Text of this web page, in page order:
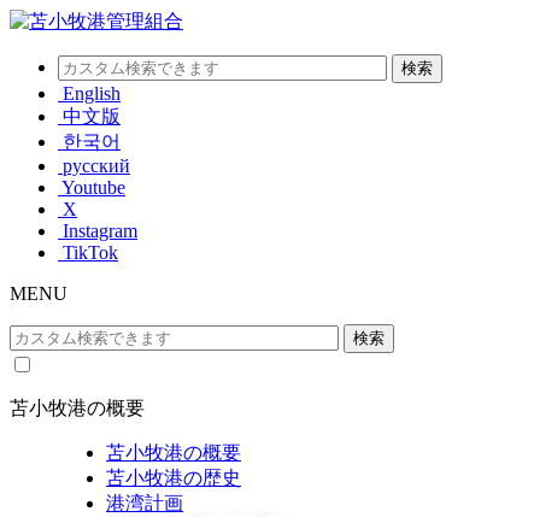
English
中文版
한국어
русский
Youtube
X
Instagram
TikTok
MENU
苫小牧港の概要
苫小牧港の概要
苫小牧港の歴史
港湾計画